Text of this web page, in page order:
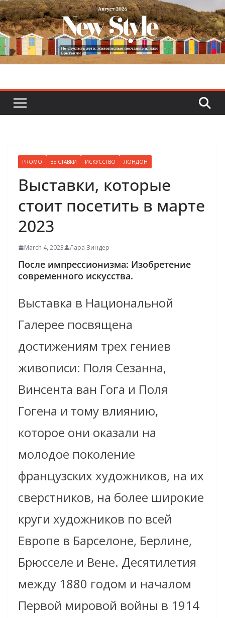
Skip
to
content
PROMO ВЫСТАВКИ ИСКУССТВО ЛОНДОН
Выставки, которые
стоит посетить в марте
2023
March 4, 2023 Лара Зиндер
После импрессионизма: Изобретение
современного искусства.
Выставка в Национальной
Галерее посвящена
достижениям трех гениев
живописи: Поля Сезанна,
Винсента ван Гога и Поля
Гогена и тому влиянию,
которое они оказали на
молодое поколение
французских художников, на их
сверстников, на более широкие
круги художников по всей
Европе в Барселоне, Берлине,
Брюсселе и Вене. Десятилетия
между 1880 годом и началом
Первой мировой войны в 1914